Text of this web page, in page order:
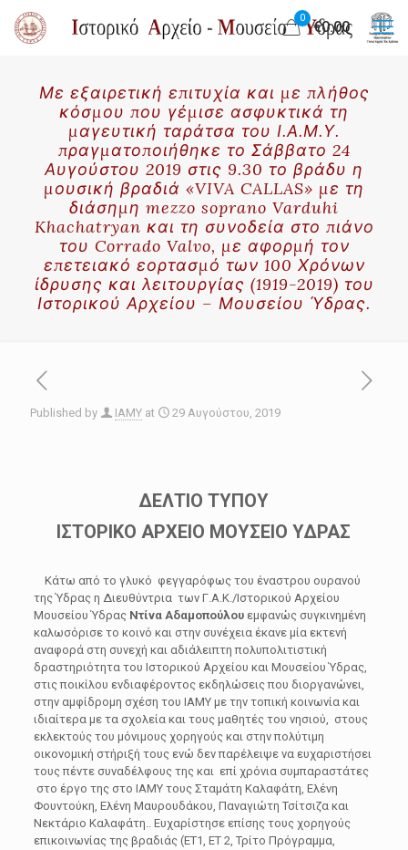
0
€0.00
Με εξαιρετική επιτυχία και με πλήθος
κόσμου που γέμισε ασφυκτικά τη
μαγευτική ταράτσα του Ι.Α.Μ.Υ.
πραγματοποιήθηκε το Σάββατο 24
Αυγούστου 2019 στις 9.30 το βράδυ η
μουσική βραδιά «VIVA CALLAS» με τη
διάσημη mezzo soprano Varduhi
Khachatryan και τη συνοδεία στο πιάνο
του Corrado Valvo, με αφορμή τον
επετειακό εορτασμό των 100 Χρόνων
ίδρυσης και λειτουργίας (1919-2019) του
Ιστορικού Αρχείου – Μουσείου Ύδρας.
Published by IAMY at 29 Αυγούστου, 2019
ΔΕΛΤΙΟ ΤΥΠΟΥ
ΙΣΤΟΡΙΚΟ ΑΡΧΕΙΟ ΜΟΥΣΕΙΟ ΥΔΡΑΣ
Κάτω από το γλυκό φεγγαρόφως του έναστρου ουρανού
της Ύδρας η Διευθύντρια των Γ.Α.Κ./Ιστορικού Αρχείου
Μουσείου Ύδρας Ντίνα Αδαμοπούλου εμφανώς συγκινημένη
καλωσόρισε το κοινό και στην συνέχεια έκανε μία εκτενή
αναφορά στη συνεχή και αδιάλειπτη πολυπολιτιστική
δραστηριότητα του Ιστορικού Αρχείου και Μουσείου Ύδρας,
στις ποικίλου ενδιαφέροντος εκδηλώσεις που διοργανώνει,
στην αμφίδρομη σχέση του ΙΑΜΥ με την τοπική κοινωνία και
ιδιαίτερα με τα σχολεία και τους μαθητές του νησιού, στους
εκλεκτούς του μόνιμους χορηγούς και στην πολύτιμη
οικονομική στήριξή τους ενώ δεν παρέλειψε να ευχαριστήσει
τους πέντε συναδέλφους της και επί χρόνια συμπαραστάτες
στο έργο της στο ΙΑΜΥ τους Σταμάτη Καλαφάτη, Ελένη
Φουντούκη, Ελένη Μαυρουδάκου, Παναγιώτη Τσίτσιζα και
Νεκτάριο Καλαφάτη.. Ευχαρίστησε επίσης τους χορηγούς
επικοινωνίας της βραδιάς (ΕΤ1, ΕΤ 2, Τρίτο Πρόγραμμα,